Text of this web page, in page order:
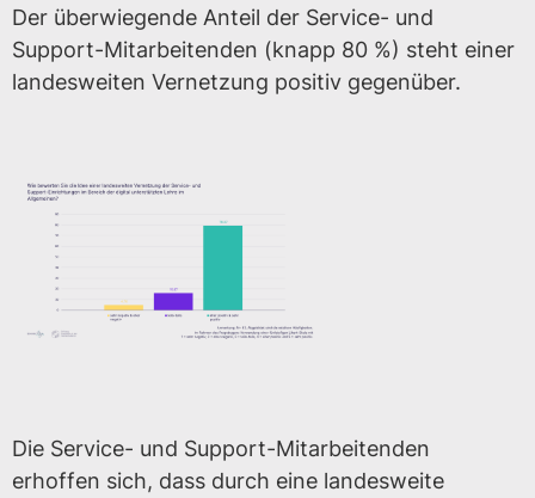
Der überwiegende Anteil der Service- und
Support-Mitarbeitenden (knapp 80 %) steht einer
landesweiten Vernetzung positiv gegenüber.
Die Service- und Support-Mitarbeitenden
erhoffen sich, dass durch eine landesweite